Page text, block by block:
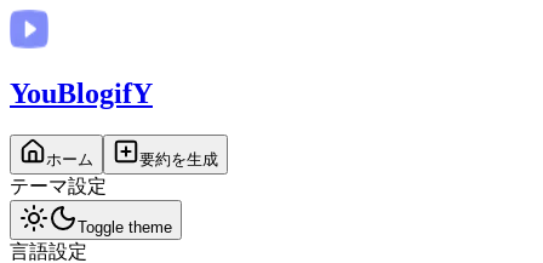
YouBlogifY
ホーム 要約を生成
テーマ設定
Toggle theme
言語設定